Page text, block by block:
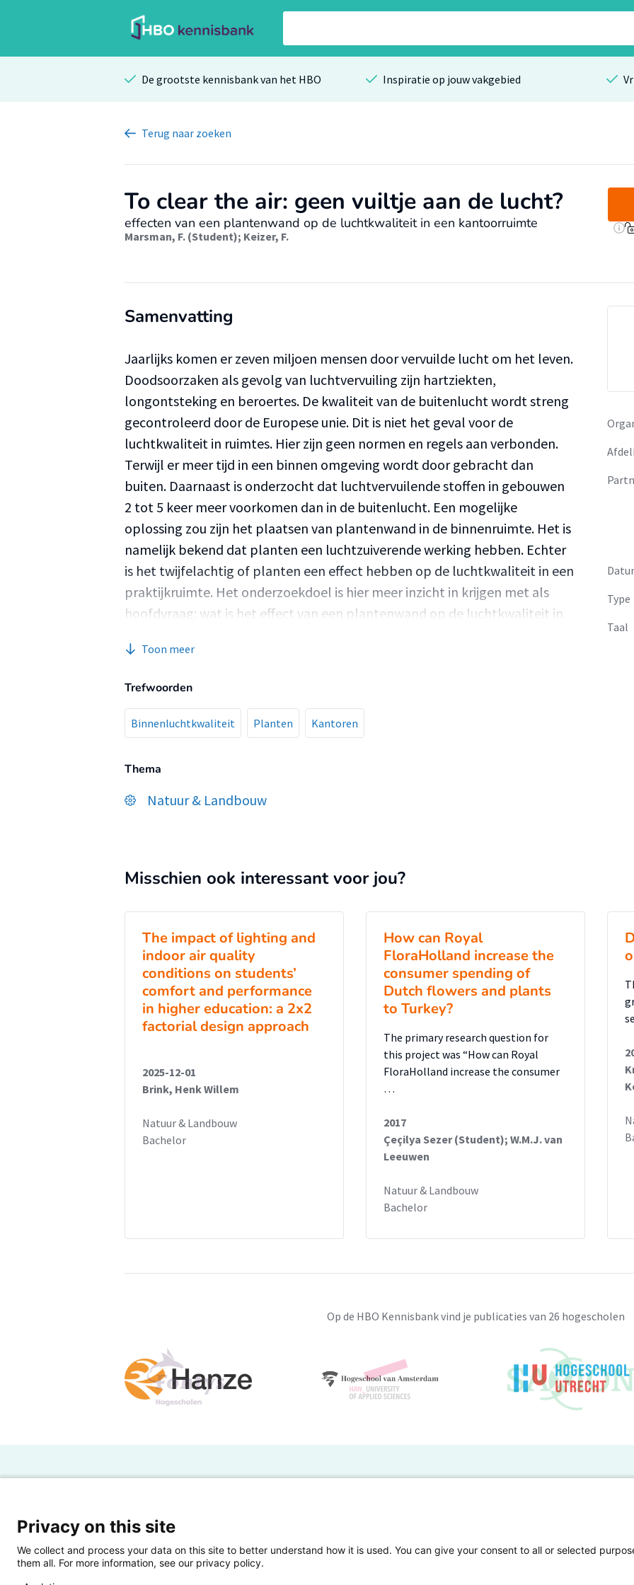
De grootste kennisbank van het HBO Inspiratie op jouw vakgebied
Terug naar zoeken
To clear the air: geen vuiltje aan de lucht?
effecten van een plantenwand op de luchtkwaliteit in een kantoorruimte
Marsman, F. (Student); Keizer, F.
Samenvatting
Jaarlijks komen er zeven miljoen mensen door vervuilde lucht om het leven.
Doodsoorzaken als gevolg van luchtvervuiling zijn hartziekten,
longontsteking en beroertes. De kwaliteit van de buitenlucht wordt streng
gecontroleerd door de Europese unie. Dit is niet het geval voor de
luchtkwaliteit in ruimtes. Hier zijn geen normen en regels aan verbonden.
Terwijl er meer tijd in een binnen omgeving wordt door gebracht dan
buiten. Daarnaast is onderzocht dat luchtvervuilende stoffen in gebouwen
2 tot 5 keer meer voorkomen dan in de buitenlucht. Een mogelijke
oplossing zou zijn het plaatsen van plantenwand in de binnenruimte. Het is
namelijk bekend dat planten een luchtzuiverende werking hebben. Echter
is het twijfelachtig of planten een effect hebben op de luchtkwaliteit in een
praktijkruimte. Het onderzoekdoel is hier meer inzicht in krijgen met als
hoofdvraag: wat is het effect van een plantenwand op de luchtkwaliteit in
Toon meer
Trefwoorden
Binnenluchtkwaliteit Planten Kantoren
Thema
Natuur & Landbouw
Type
Taal
Misschien ook interessant voor jou?
The impact of lighting and
indoor air quality
conditions on students’
comfort and performance
in higher education: a 2x2
factorial design approach
2025-12-01
Brink, Henk Willem
Natuur & Landbouw
Bachelor
How can Royal
FloraHolland increase the
consumer spending of
Dutch flowers and plants
to Turkey?
The primary research question for
this project was “How can Royal
FloraHolland increase the consumer
…
2017
Çeçilya Sezer (Student); W.M.J. van
Leeuwen
Natuur & Landbouw
Bachelor
Op de HBO Kennisbank vind je publicaties van 26 hogescholen
Powered by SURF
Eigen onderzoek publiceren
Veelgestelde vragen
Privacy on this site
We collect and process your data on this site to better understand how it is used. You can give your consent to all or selected
them all. For more information, see our privacy policy.